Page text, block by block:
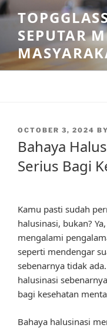
Skip
to
contentSEPUTAR
POSTED
OCTOBER 3, 2024 BY
Bahaya
Serius Bagi
Kamu pasti sudah
halusinasi, bukan?
mengalami
seperti mendengar
sebenarnya tidak
halusinasi
bagi kesehatan
Bahaya halusinasi